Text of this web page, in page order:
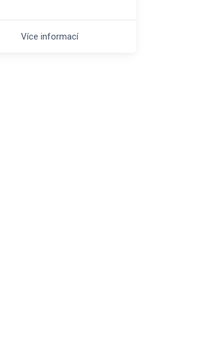
Více informací